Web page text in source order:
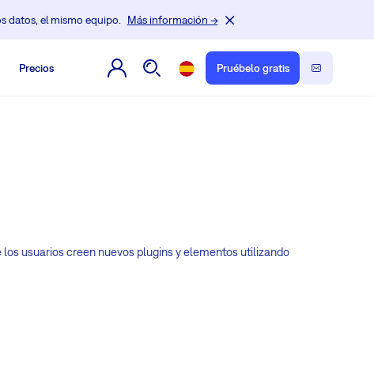
datos, el mismo equipo. Más información →
Precios Pruébelo gratis
usuarios creen nuevos plugins y elementos utilizando